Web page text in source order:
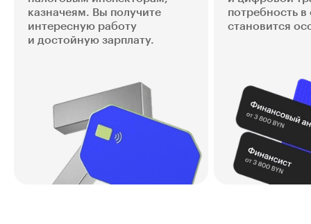
казначеям. Вы получите
интересную работу
и достойную зарплату.
потребность в
становится